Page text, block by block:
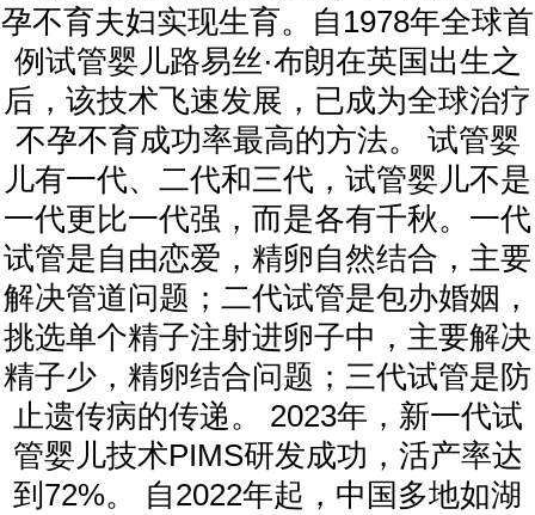
孕不育夫妇实现生育。自1978年全球首
例试管婴儿路易丝·布朗在英国出生之
后，该技术飞速发展，已成为全球治疗
不孕不育成功率最高的方法。 试管婴
儿有一代、二代和三代，试管婴儿不是
一代更比一代强，而是各有千秋。一代
试管是自由恋爱，精卵自然结合，主要
解决管道问题；二代试管是包办婚姻，
挑选单个精子注射进卵子中，主要解决
精子少，精卵结合问题；三代试管是防
止遗传病的传递。 2023年，新一代试
管婴儿技术PIMS研发成功，活产率达
到72%。 自2022年起，中国多地如湖